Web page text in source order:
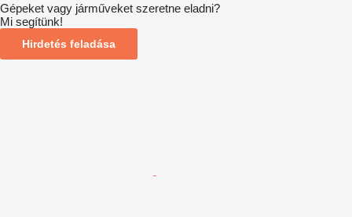
Gépeket vagy járműveket szeretne eladni?
Mi segítünk!
Hirdetés feladása